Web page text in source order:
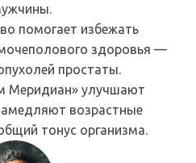
помогает избежать
здоровья —
простаты.
Меридиан» улучшают
возрастные
тонус организма.